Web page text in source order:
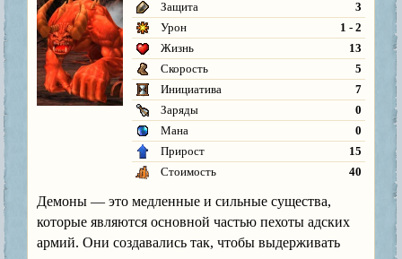
Защита
3
Урон
1 - 2
Жизнь
13
Скорость
5
Инициатива
7
Заряды
0
Мана
0
Прирост
15
Стоимость
40
Демоны — это медленные и сильные существа,
которые являются основной частью пехоты адских
армий. Они создавались так, чтобы выдерживать